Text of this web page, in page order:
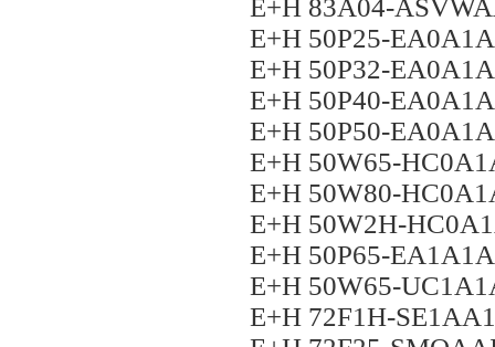
E+H 83A04-
E+H 50P25-
E+H 50P32-
E+H 50P40-
E+H 50P50-
E+H 50W65-
E+H 50W80-
E+H 50W2H-
E+H 50P65-
E+H 50W65-
E+H 72F1H-